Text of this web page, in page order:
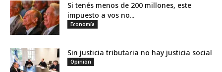
Si tenés menos de 200 millones, este
impuesto a vos no...
Economía
Sin justicia tributaria no hay justicia social
Opinión